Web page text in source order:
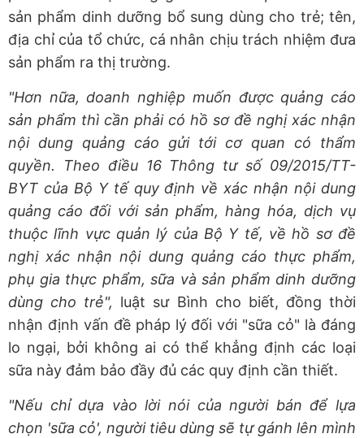
sản phẩm dinh dưỡng bổ sung dùng cho trẻ; tên,
địa chỉ của tổ chức, cá nhân chịu trách nhiệm đưa
sản phẩm ra thị trường.
"Hơn nữa, doanh nghiệp muốn được quảng cáo
sản phẩm thì cần phải có hồ sơ đề nghị xác nhận
nội dung quảng cáo gửi tới cơ quan có thẩm
quyền. Theo điều 16 Thông tư số 09/2015/TT-
BYT của Bộ Y tế quy định về xác nhận nội dung
quảng cáo đối với sản phẩm, hàng hóa, dịch vụ
thuộc lĩnh vực quản lý của Bộ Y tế, về hồ sơ đề
nghị xác nhận nội dung quảng cáo thực phẩm,
phụ gia thực phẩm, sữa và sản phẩm dinh dưỡng
dùng cho trẻ", luật sư Bình cho biết, đồng thời
nhận định vấn đề pháp lý đối với "sữa cỏ" là đáng
lo ngại, bởi không ai có thể khẳng định các loại
sữa này đảm bảo đầy đủ các quy định cần thiết.
"Nếu chỉ dựa vào lời nói của người bán để lựa
chọn 'sữa cỏ', người tiêu dùng sẽ tự gánh lên mình